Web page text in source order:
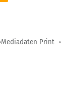
Mediadaten Print